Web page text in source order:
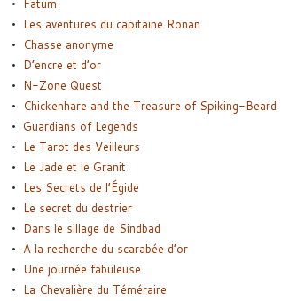
Fatum
Les aventures du capitaine Ronan
Chasse anonyme
D’encre et d’or
N-Zone Quest
Chickenhare and the Treasure of Spiking-Beard
Guardians of Legends
Le Tarot des Veilleurs
Le Jade et le Granit
Les Secrets de l’Égide
Le secret du destrier
Dans le sillage de Sindbad
A la recherche du scarabée d’or
Une journée fabuleuse
La Chevalière du Téméraire